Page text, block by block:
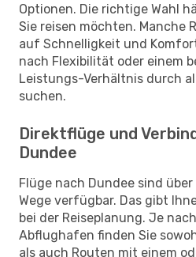
Optionen. Die richtige Wahl
Sie reisen möchten. Manche
auf Schnelligkeit und
nach Flexibilität oder einem
Leistungs-Verhältnis durch
suchen.
Direktflüge und
Dundee
Flüge nach Dundee sind
Wege verfügbar. Das gibt
bei der Reiseplanung. Je
Abflughafen finden Sie
als auch Routen mit einem